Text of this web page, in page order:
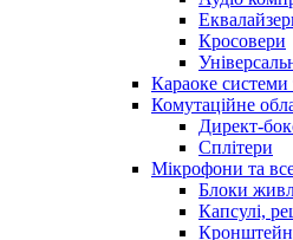
Кросовери
Караоке системи
Комутаційне
Директ-
Сплітери
Мікрофони та
Блоки
Капсулі,